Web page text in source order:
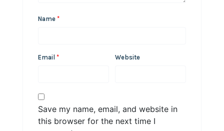
Name *
Email * Website
Save my name, email, and website in
this browser for the next time I